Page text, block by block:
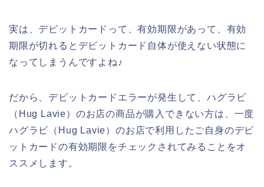
実は、デビットカードって、有効期限があって、有効
期限が切れるとデビットカード自体が使えない状態に
なってしまうんですよね♪
だから、デビットカードエラーが発生して、ハグラビ
（Hug Lavie）のお店の商品が購入できない方は、一度
ハグラビ（Hug Lavie）のお店で利用したご自身のデビ
ットカードの有効期限をチェックされてみることをオ
ススメします。